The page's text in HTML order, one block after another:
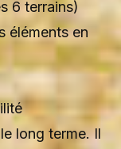
6 terrains)
éléments en
long terme. Il